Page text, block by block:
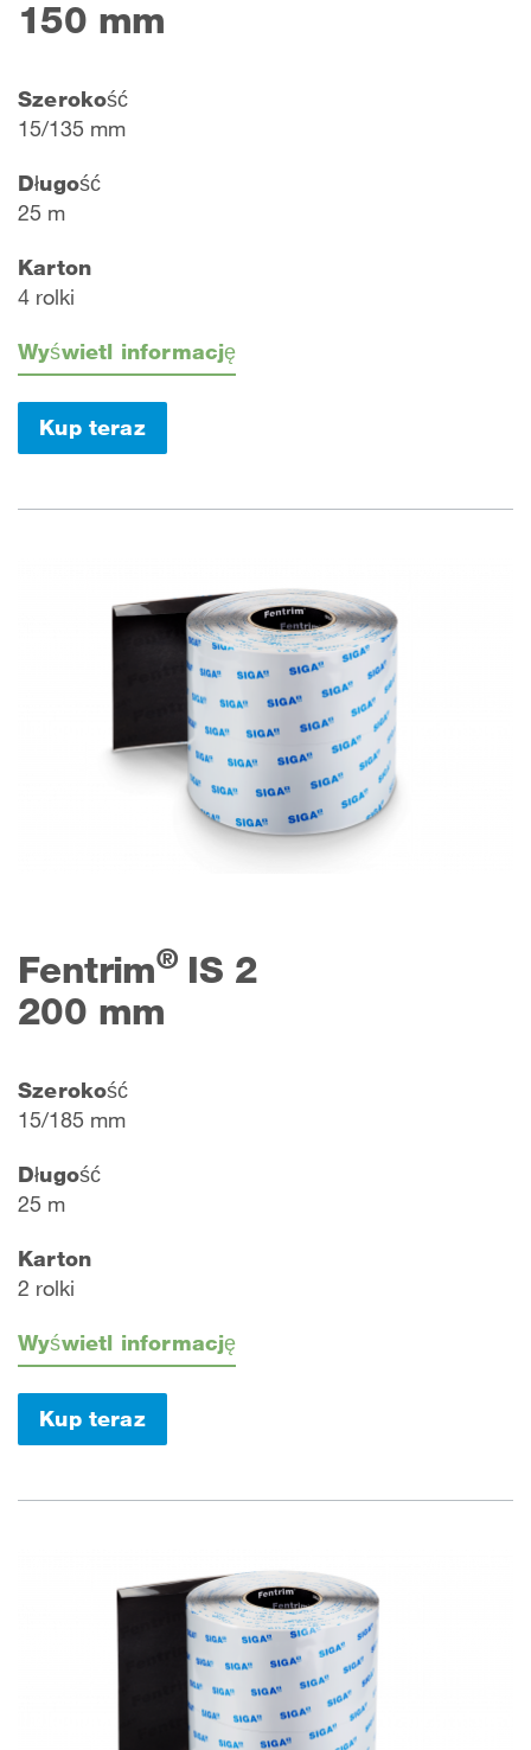
150 mm
Szerokość
15/135 mm
Długość
25 m
Karton
4 rolki
Wyświetl informację
Kup teraz
Fentrim®IS 2
200 mm
Szerokość
15/185 mm
Długość
25 m
Karton
2 rolki
Wyświetl informację
Kup teraz